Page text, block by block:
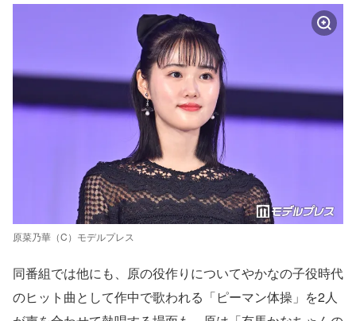
原菜乃華（C）モデルプレス
同番組では他にも、原の役作りについてやかなの子役時代
のヒット曲として作中で歌われる「ピーマン体操」を2人